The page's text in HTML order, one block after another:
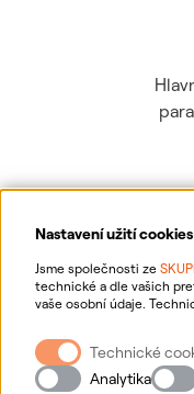
Nastavení užití
Jsme společnosti ze
technické a dle vašich
vaše osobní údaje.
webové stránky vašim
Pro sběr a zpracování
nám můžete udělit
Technické
Analytika